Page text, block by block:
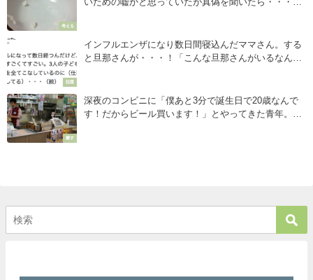
考える
話題
インフルエンザになり数日間寝込んだママさん。する
と旦那さんが・・・！「こんな旦那さんがいるなん
癒す
深夜のコンビニに「僕あと3分で誕生日で20歳なんで
す！だからビール買います！」とやってきた青年。→